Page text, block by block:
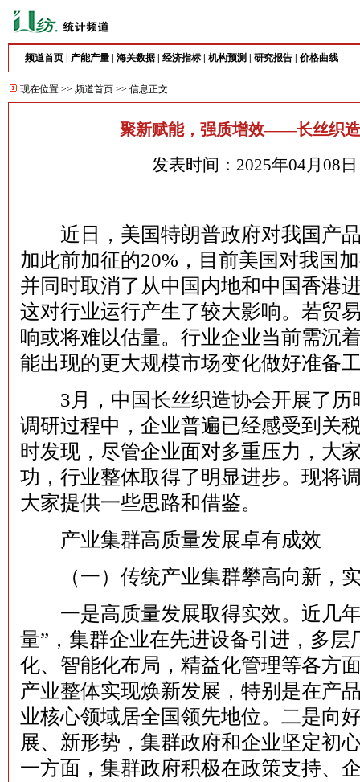
频道首页 产能产量 海关数据 经济指标 机构预测 研究报告 价格曲线
现在位置 >> 频道首页 >> 信息正文
聚新赋能，强质增效——长丝织
发表时间：2025年04月08
近日，美国特朗普政府对我国产品
加此前加征的20%，目前美国对我国
并同时取消了从中国内地和中国香港
这对行业运行产生了较大影响。若贸
响或将难以估量。行业企业当前需沉
能出现的更大规模市场变化做好准备
3月，中国长丝织造协会开展了历
调研过程中，企业普遍已经感受到关
时发现，尽管企业面对多重压力，大
功，行业整体取得了明显进步。现将
大家提供一些思路和借鉴。
产业集群高质量发展卓有成效
（一）传统产业集群攀高向新，
一是高质量发展取得实效。近几年
量”，集群企业在先进设备引进，多
化、智能化布局，精益化管理等各方
产业整体实现焕新发展，特别是在产
业核心领域居全国领先地位。二是向
展、新形势，集群政府和企业坚定初
一方面，集群政府积极在政策支持、